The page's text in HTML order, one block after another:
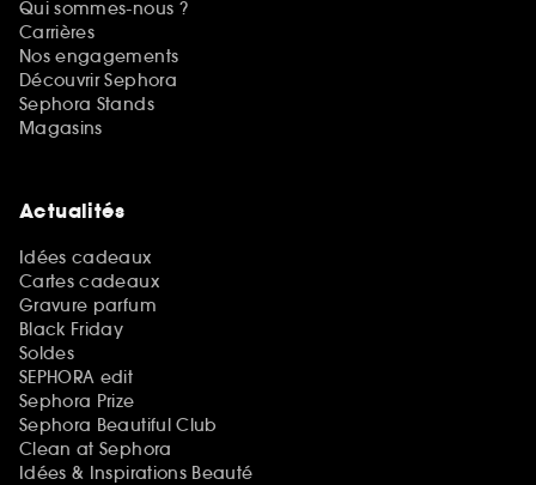
Qui sommes-nous ?
Carrières
Nos engagements
Découvrir Sephora
Sephora Stands
Magasins
Actualités
Idées cadeaux
Cartes cadeaux
Gravure parfum
Black Friday
Soldes
SEPHORA edit
Sephora Prize
Sephora Beautiful Club
Clean at Sephora
Idées & Inspirations Beauté